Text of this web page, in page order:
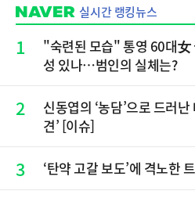
실시간 랭킹뉴스
1
"숙련된 모습" 통영 60대女
성 있나…범인의 실체는?
2
신동엽의 ‘농담’으로 드러
견’ [이슈]
3 ‘탄약 고갈 보도’에 격노한